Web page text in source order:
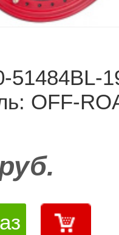
51484BL-
OFF-